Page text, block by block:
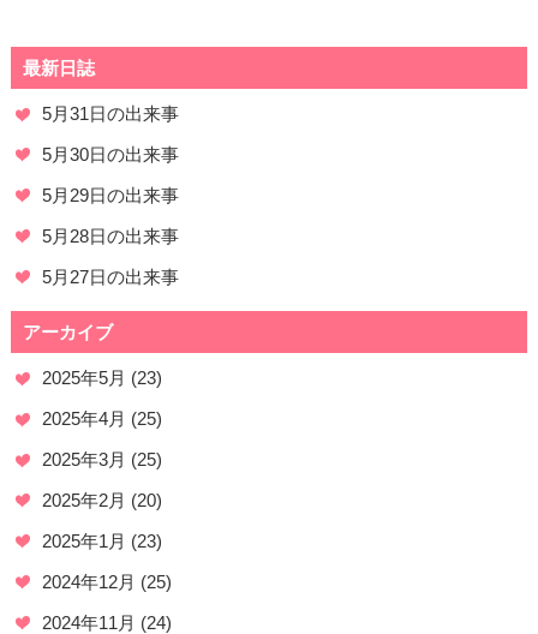
最新日誌
5月31日の出来事
5月30日の出来事
5月29日の出来事
5月28日の出来事
5月27日の出来事
アーカイブ
2025年5月 (23)
2025年4月 (25)
2025年3月 (25)
2025年2月 (20)
2025年1月 (23)
2024年12月 (25)
2024年11月 (24)